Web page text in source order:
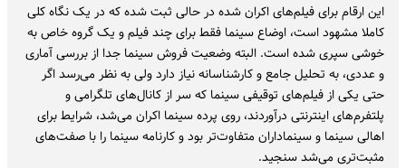
این ارقام برای فیلم‌های اکران شده در حالی ثبت شده که در یک نگاه کلی
کاملا مشهود است، اوضاع سینما فقط برای چند فیلم و یک گروه خاص به
خوشی سپری شده است. البته وضعیت فروش سینما جدا از بررسی آماری
و عددی، به تحلیل جامع و کارشناسانه نیاز دارد ولی به نظر می‌رسد اگر
حتی یکی از فیلم‌های توقیفی سینما که سر از کانال‌های تلگرامی و
پلتفرم‌های اینترنتی درآوردند، روی پرده سینما اکران می‌شد، شرایط برای
اهالی سینما و سینماداران متفاوت‌تر بود و کارنامه سینما را با صفت‌های
مثبت‌تری می‌شد سنجید.